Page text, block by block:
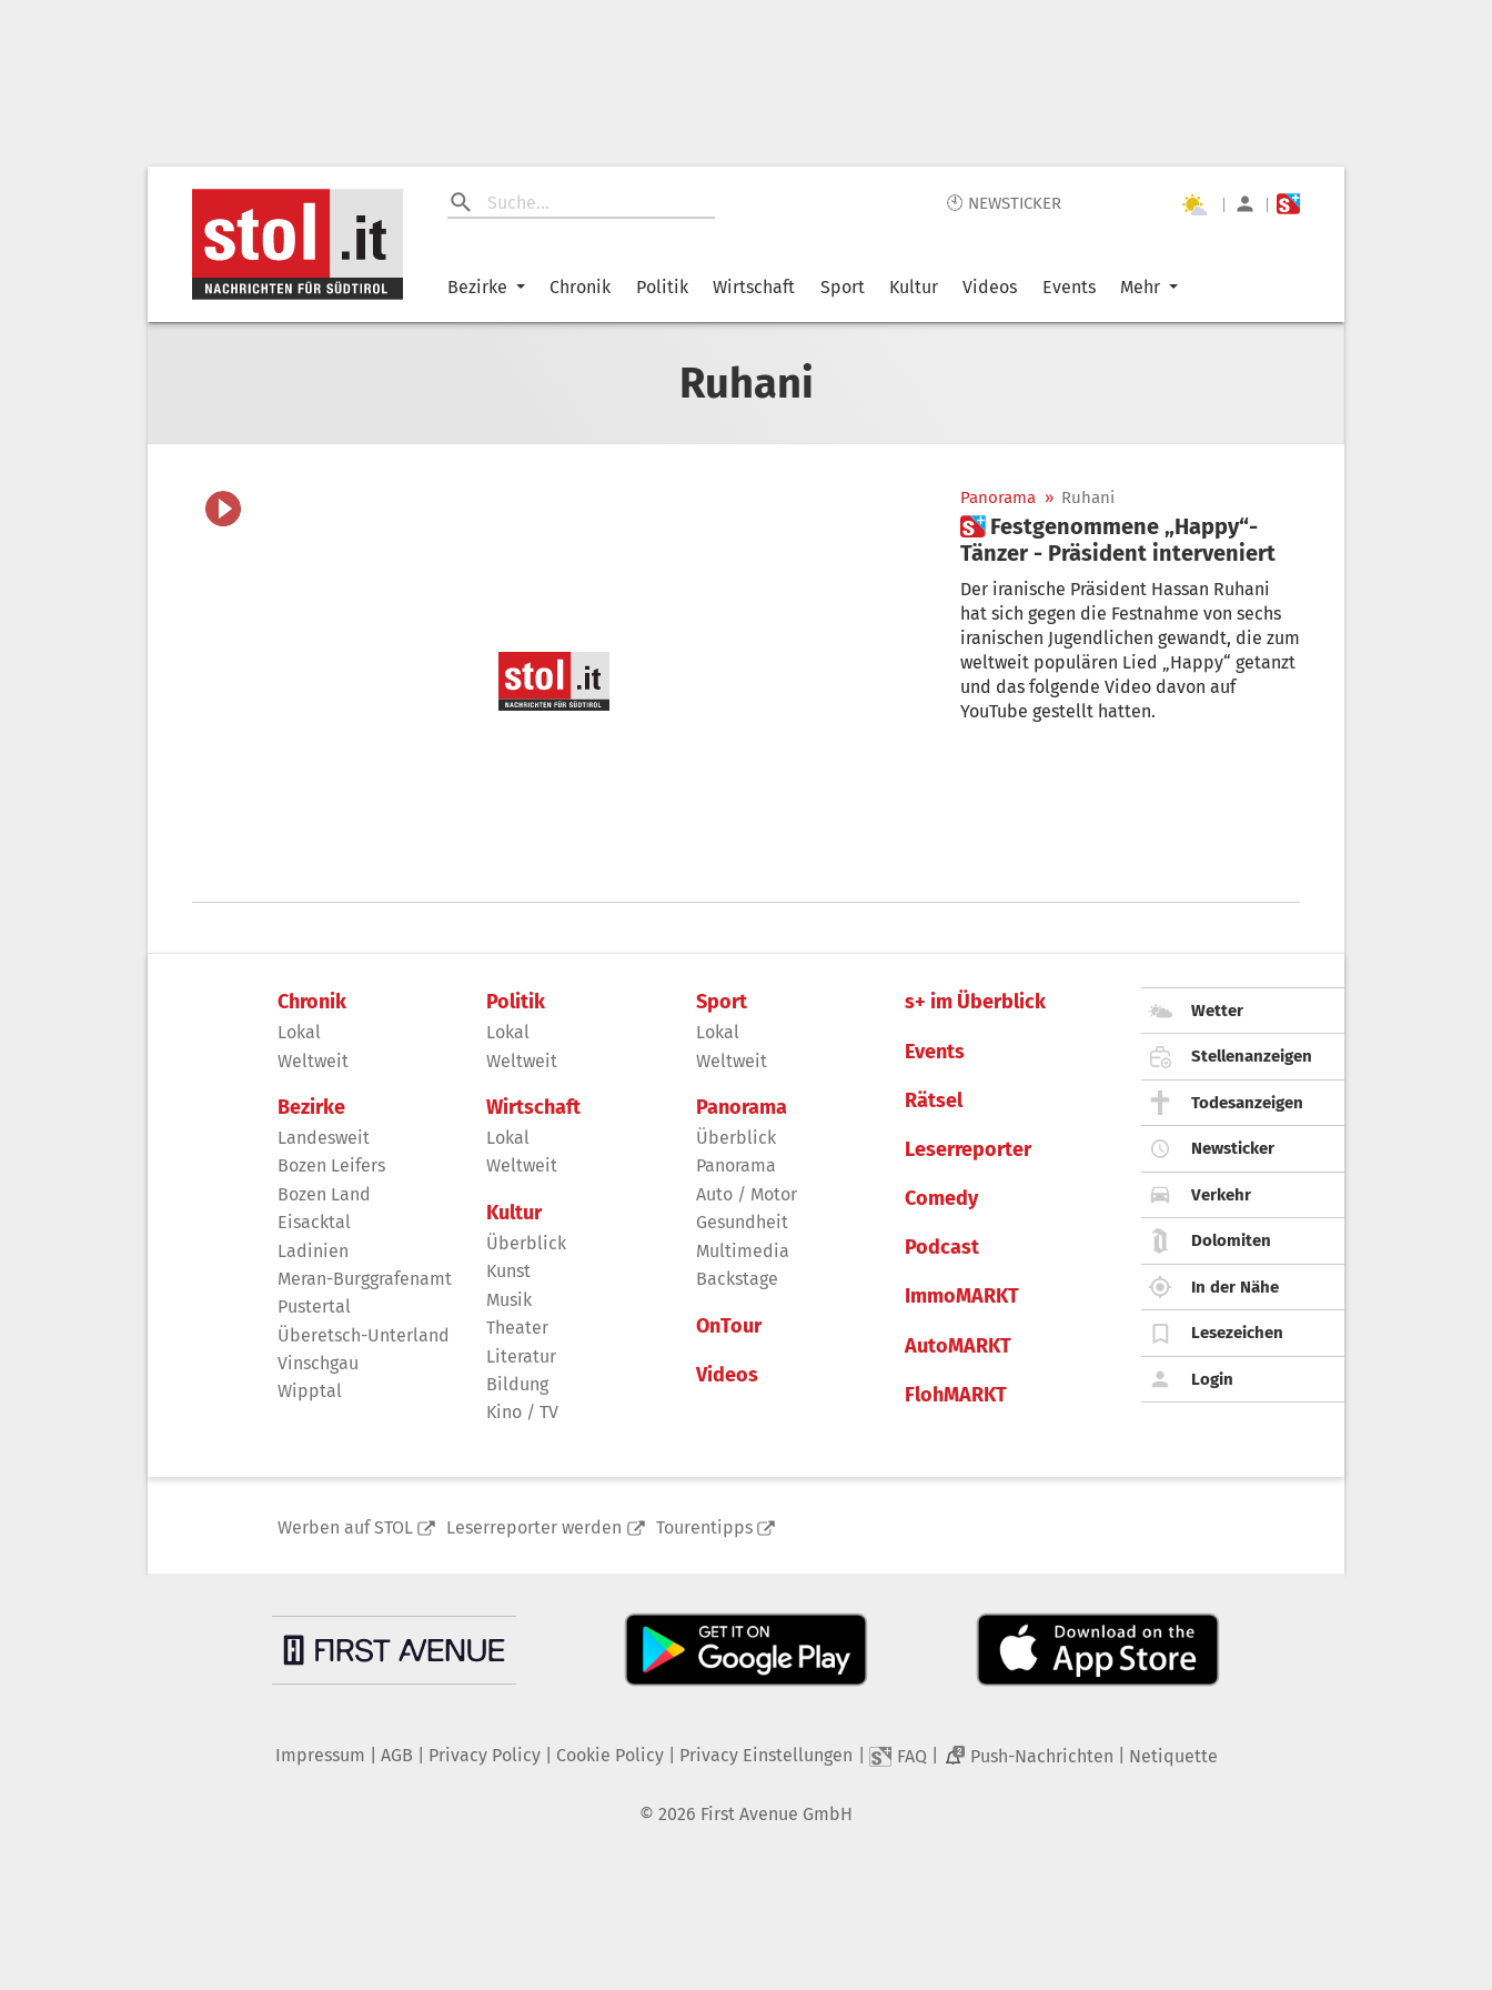
🕙 NEWSTICKER | |
Bezirke Chronik Politik Wirtschaft Sport Kultur Videos Events Mehr
Ruhani
Panorama » Ruhani
 Festgenommene „Happy“-
Tänzer - Präsident interveniert
Der iranische Präsident Hassan Ruhani
hat sich gegen die Festnahme von sechs
iranischen Jugendlichen gewandt, die zum
weltweit populären Lied „Happy“ getanzt
und das folgende Video davon auf
YouTube gestellt hatten.
Chronik
Lokal
Weltweit
Bezirke
Landesweit
Bozen Leifers
Bozen Land
Eisacktal
Ladinien
Meran-Burggrafenamt
Pustertal
Überetsch-Unterland
Vinschgau
Wipptal
Politik
Lokal
Weltweit
Wirtschaft
Lokal
Weltweit
Kultur
Überblick
Kunst
Musik
Theater
Literatur
Bildung
Kino / TV
Sport
Lokal
Weltweit
Panorama
Überblick
Panorama
Auto / Motor
Gesundheit
Multimedia
Backstage
OnTour
Videos
s+ im Überblick
Events
Rätsel
Leserreporter
Comedy
Podcast
ImmoMARKT
AutoMARKT
FlohMARKT
Wetter
Stellenanzeigen
Todesanzeigen
Newsticker
Verkehr
Dolomiten
In der Nähe
Lesezeichen
Login
Werben auf STOL Leserreporter werden Tourentipps
Impressum AGB Privacy Policy| Cookie Policy| Privacy Einstellungen FAQ 2 Push-Nachrichten Netiquette
© 2026 First Avenue GmbH